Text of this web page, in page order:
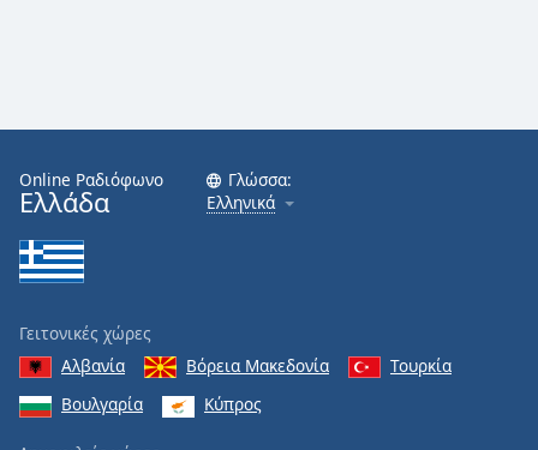
Online Ραδιόφωνο
Ελλάδα
Γλώσσα:
Ελληνικά
Γειτονικές χώρες
Αλβανία
Βόρεια Μακεδονία
Τουρκία
Βουλγαρία
Κύπρος